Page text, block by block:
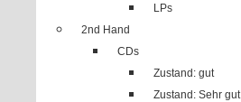
LPs
2nd Hand
CDs
Zustand: gut
Zustand: Sehr gut